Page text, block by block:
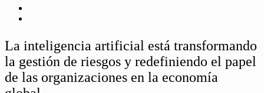
La inteligencia artificial está transformando
la gestión de riesgos y redefiniendo el papel
de las organizaciones en la economía